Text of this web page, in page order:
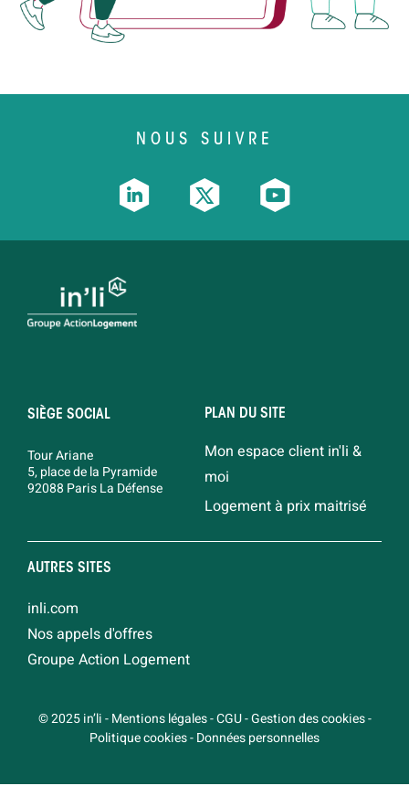
NOUS SUIVRE
SIÈGE SOCIAL
Tour Ariane
5, place de la Pyramide
92088 Paris La Défense
PLAN DU SITE
Mon espace client in'li &
moi
Logement à prix maitrisé
AUTRES SITES
inli.com
Nos appels d'offres
Groupe Action Logement
© 2025 in’li-Mentions légales-CGU-Gestion des cookies-
Politique cookies-Données personnelles